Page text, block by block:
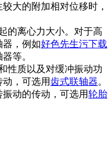
大的附加相对位移时，
离心力大小。对于高
，例如好色先生污下载
等。
性质以及对缓冲振动功
，可选用齿式联轴器。
的传动，可选用轮胎